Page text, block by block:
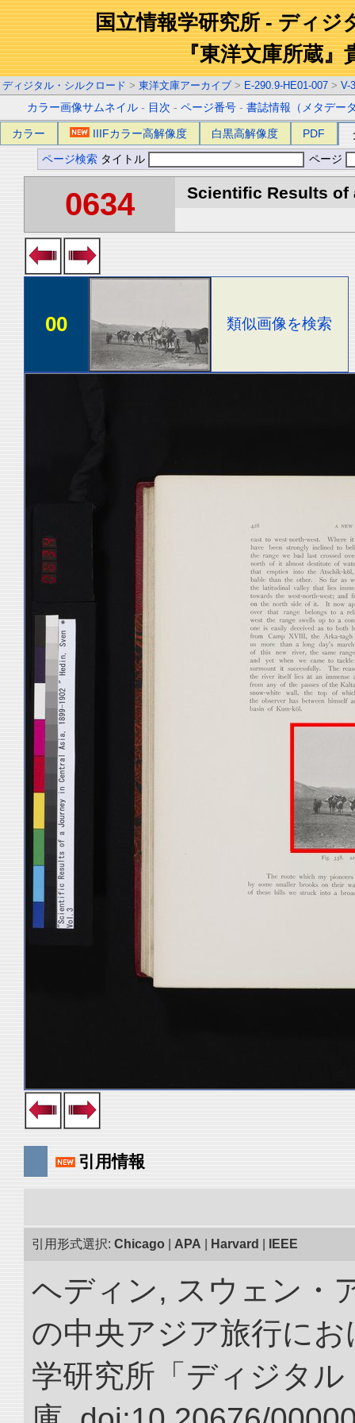
国立情報学研究所 - ディジ
『東洋文庫所蔵』
ディジタル・シルクロード > 東洋文庫アーカイブ > E-290.9-HE01-007 > V-3
カラー画像サムネイル - 目次 -ページ番号 -書誌情報（メタデー
カラー IIIFカラー高解像度 白黒高解像度 PDF
ページ検索 タイトル ページ
0634 Scientific Results of
00 類似画像を検索
引用情報
引用形式選択: Chicago APA Harvard IEEE
ヘディン, スウェン・
の中央アジア旅行にお
学研究所「ディジタ